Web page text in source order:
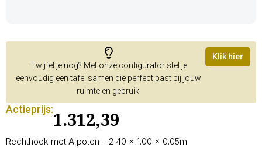
Twijfel je nog? Met onze configurator stel je
eenvoudig een tafel samen die perfect past bij jouw
ruimte en gebruik.
Klik hier
Actieprijs:
1.312,39
Rechthoek met A poten – 2.40 × 1.00 × 0.05m